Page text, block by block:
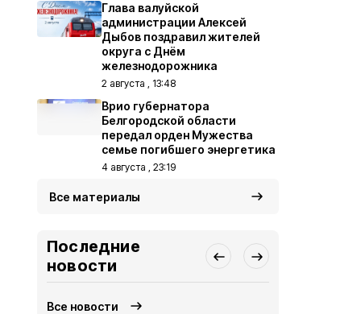
Глава валуйской
администрации Алексей
Дыбов поздравил жителей
округа с Днём
железнодорожника
2 августа , 13:48
Врио губернатора
Белгородской области
передал орден Мужества
семье погибшего энергетика
4 августа , 23:19
Все материалы
Последние
новости
Все новости